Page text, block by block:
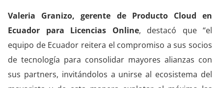
Valeria Granizo, gerente de Producto Cloud en
Ecuador para Licencias Online, destacó que “el
equipo de Ecuador reitera el compromiso a sus socios
de tecnología para consolidar mayores alianzas con
sus partners, invitándolos a unirse al ecosistema del